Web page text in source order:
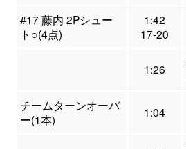
#17 藤内 2Pシュー
ト○(4点)
1:42
17-20
1:26
チームターンオーバ
ー(1本)
1:04